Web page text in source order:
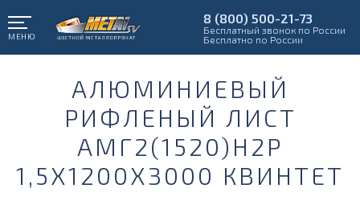
МЕНЮ
8 (800) 500-21-73
Бесплатный звонок по России
Бесплатно по России
АЛЮМИНИЕВЫЙ
РИФЛЕНЫЙ ЛИСТ
АМГ2(1520)Н2Р
1,5Х1200Х3000 КВИНТЕТ